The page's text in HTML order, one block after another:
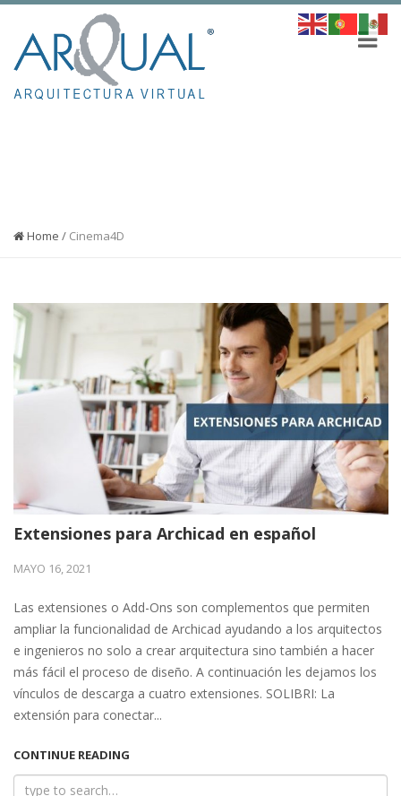
Home / Cinema4D
Extensiones para Archicad en español
MAYO 16, 2021
Las extensiones o Add-Ons son complementos que permiten
ampliar la funcionalidad de Archicad ayudando a los arquitectos
e ingenieros no solo a crear arquitectura sino también a hacer
más fácil el proceso de diseño. A continuación les dejamos los
vínculos de descarga a cuatro extensiones. SOLIBRI: La
extensión para conectar...
CONTINUE READING